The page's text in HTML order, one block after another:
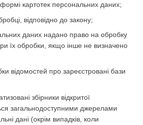
картотек персональних даних;
відповідно до закону;
даних надано право на обробку
їх обробки, якщо інше не визначено
відомостей про зареєстровані бази
збірники відкритої
загальнодоступними джерелами
дані (окрім випадків, коли